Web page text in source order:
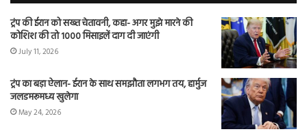
ट्रंप की ईरान को सख्त चेतावनी, कहा- अगर मुझे मारने की
कोशिश की तो 1000 मिसाइलें दाग दी जाएंगी
July 11, 2026
ट्रंप का बड़ा ऐलान- ईरान के साथ समझौता लगभग तय, हार्मुज
जलडमरूमध्य खुलेगा
May 24, 2026